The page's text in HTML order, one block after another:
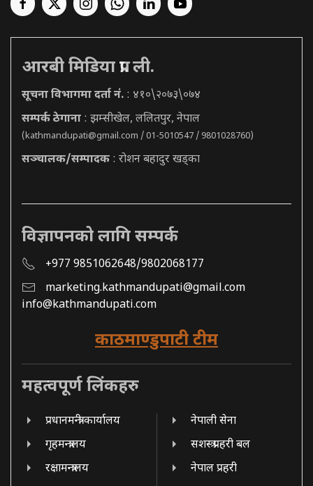
आरबी मिडिया प्रा. ली.
सूचना विभागमा दर्ता नं. : ४१०\२०७३\०७४
सम्पर्क ठेगाना : झम्सीखेल, ललितपुर, नेपाल
(kathmandupati@gmail.com / 01-5010547 / 9801028760)
सञ्चालक/सम्पादक : रोशन बहादुर खड्का
विज्ञापनको लागि सम्पर्क
+977 9851062648/9802068177
marketing.kathmandupati@gmail.com
info@kathmandupati.com
काठमाण्डुपाटी टीम
महत्वपूर्ण लिंकहरु
प्रधानमन्त्री कार्यालय
गृहमन्त्रालय
रक्षामन्त्रालय
नेपाली सेना
सशस्त्र प्रहरी बल
नेपाल प्रहरी